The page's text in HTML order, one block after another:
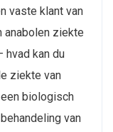
vaste klant van
anabolen ziekte
kan du
ziekte van
biologisch
van